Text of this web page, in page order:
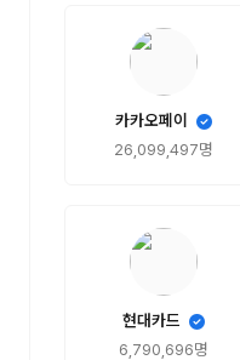
카카오페이
26,099,497명
현대카드
6,790,696명